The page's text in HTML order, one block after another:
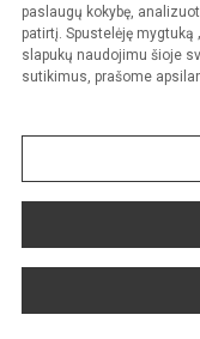
paslaugų kokybę,
patirtį. Spustelėję
slapukų naudojimu šioje
sutikimus, prašome
© 2021. Trakų
Kopijuoti turinį be